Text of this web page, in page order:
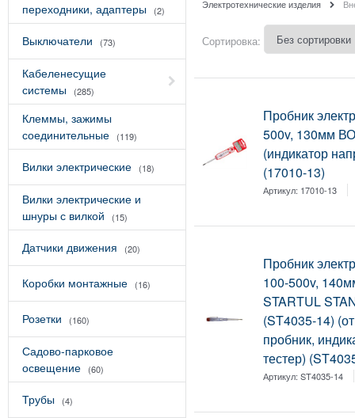
переходники, адаптеры
(2)
Выключатели (73)
Кабеленесущие
системы
(285)
Клеммы, зажимы
соединительные
(119)
Вилки электрические (18)
Вилки электрические и
шнуры с вилкой
(15)
Датчики движения (20)
Коробки монтажные (16)
Розетки (160)
Садово-парковое
освещение
(60)
Трубы (4)
Электротехнические изделия
Сортировка:
Пробник
500v, 130мм
(индикатор
(17010-13)
Артикул: 17010-13
Пробник
100-500v,
STARTUL
(ST4035-14)
пробник,
тестер)
Артикул:ST4035-14